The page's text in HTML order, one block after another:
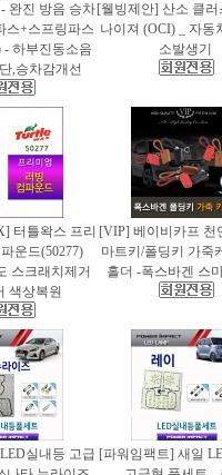
완진 방음 승차
스+스프링파스
하부진동소음
,승차감개선
[웰빙제안] 산소 클
나이져 (OCI) _ 자동
소발생기
터틀왁스 프리
운드(50277)
스크래치제거
색상복원
[VIP] 베이비카프 천
마트키/폴딩키 가죽
홀더 -폭스바겐 스
실내등 고급 [파워임팩트] 새일